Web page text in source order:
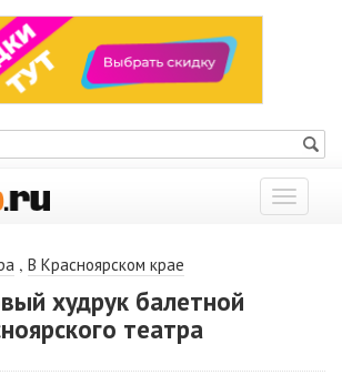
Показать
меню
, В Красноярском крае
худрук балетной
театра